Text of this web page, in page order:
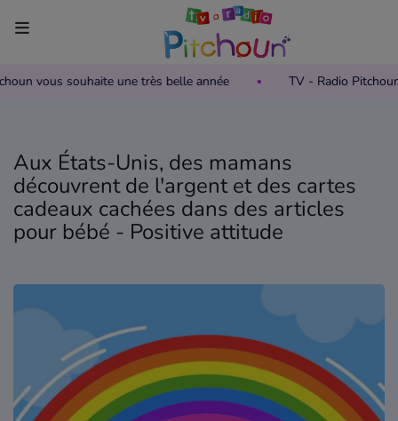
vous souhaite une très belle année TV - Radio
Accueil
Grille des programmes TV
Replay TV Pitchoun
Radio
Grille des programmes Radio
Podcasts
Aux États-Unis, des mamans
découvrent de l'argent et des cartes
cadeaux cachées dans des articles
pour bébé - Positive attitude